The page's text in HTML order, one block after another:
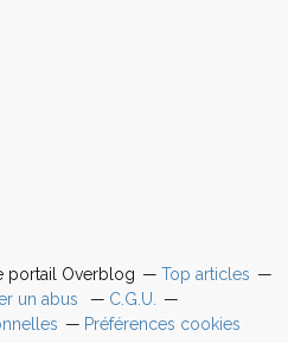
portail Overblog
Top articles
un abus
C.G.U.
Préférences cookies